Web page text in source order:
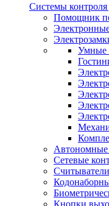
Системы контроля
Помощник
Умные
Автономные
Сетевые
Считыватели
Кнопки